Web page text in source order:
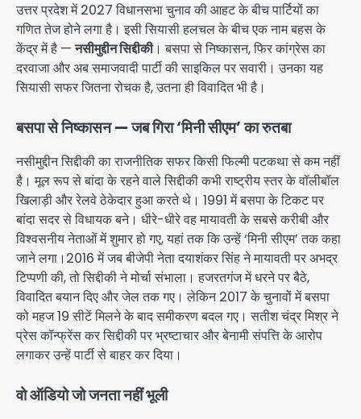
उत्तर प्रदेश में 2027 विधानसभा चुनाव की आहट के बीच पार्टियों का
गणित तेज होने लगा है। इसी सियासी हलचल के बीच एक नाम बहस के
केंद्र में है —नसीमुद्दीन सिद्दीकी। बसपा से निष्कासन, फिर कांग्रेस का
दरवाजा और अब समाजवादी पार्टी की साइकिल पर सवारी। उनका यह
सियासी सफर जितना रोचक है, उतना ही विवादित भी है।
बसपा से निष्कासन — जब गिरा ‘मिनी सीएम’ का रुतबा
नसीमुद्दीन सिद्दीकी का राजनीतिक सफर किसी फिल्मी पटकथा से कम नहीं
है। मूल रूप से बांदा के रहने वाले सिद्दीकी कभी राष्ट्रीय स्तर के वॉलीबॉल
खिलाड़ी और रेलवे ठेकेदार हुआ करते थे। 1991 में बसपा के टिकट पर
बांदा सदर से विधायक बने। धीरे-धीरे वह मायावती के सबसे करीबी और
विश्वसनीय नेताओं में शुमार हो गए, यहां तक कि उन्हें ‘मिनी सीएम’ तक कहा
जाने लगा।2016 में जब बीजेपी नेता दयाशंकर सिंह ने मायावती पर अभद्र
टिप्पणी की, तो सिद्दीकी ने मोर्चा संभाला। हजरतगंज में धरने पर बैठे,
विवादित बयान दिए और जेल तक गए। लेकिन 2017 के चुनावों में बसपा
को महज 19 सीटें मिलने के बाद समीकरण बदल गए। सतीश चंद्र मिश्र ने
प्रेस कॉन्फ्रेंस कर सिद्दीकी पर भ्रष्टाचार और बेनामी संपत्ति के आरोप
लगाकर उन्हें पार्टी से बाहर कर दिया।
वो ऑडियो जो जनता नहीं भूली